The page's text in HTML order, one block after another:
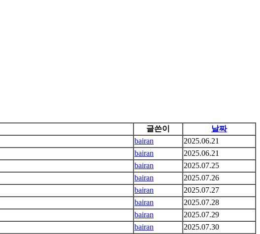
글쓴이
날짜
bairan
2025.06.21
bairan
2025.06.21
bairan
2025.07.25
bairan
2025.07.26
bairan
2025.07.27
bairan
2025.07.28
bairan
2025.07.29
bairan
2025.07.30